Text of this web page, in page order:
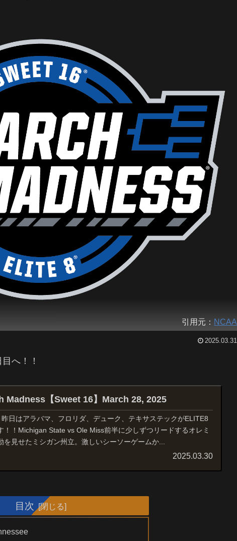
引用元： NCAA
2025.03.31
へ！！
Madness【Sweet 16】March 28, 2025
日はアラバマ、フロリダ、デューク、テキサステックがELITE8
！！Michigan State vs Ole Miss前半に少しずつリードするオレミ
を見せたミシガン州立。激しいシーソーゲームか...
2025.03.30
目次